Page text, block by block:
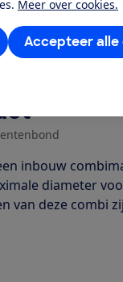
Meer over cookies.
Accepteer alle
inbouw
diameter
van deze combi